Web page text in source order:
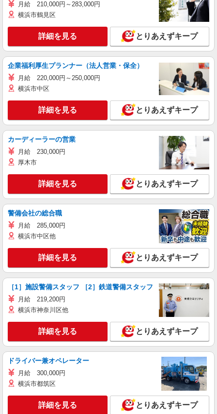
月給 210,000円～283,000円
横浜市鶴見区
詳細を見る とりあえずキープ
企業福利厚生プランナー（法人営業・保全）
月給 220,000円～250,000円
横浜市中区
詳細を見る とりあえずキープ
カーディーラーの営業
月給 230,000円
厚木市
詳細を見る とりあえずキープ
警備会社の総合職
月給 285,000円
横浜市中区他
詳細を見る とりあえずキープ
［1］施設警備スタッフ ［2］鉄道警備スタッフ
月給 219,200円
横浜市神奈川区他
詳細を見る とりあえずキープ
ドライバー兼オペレーター
月給 300,000円
横浜市都筑区
詳細を見る とりあえずキープ